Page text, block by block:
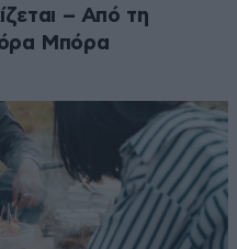
– Από τη
Μπόρα